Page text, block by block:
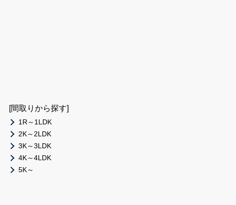
[間取りから探す]
1R～1LDK
2K～2LDK
3K～3LDK
4K～4LDK
5K～